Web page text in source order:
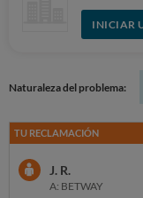
INICIAR
Naturaleza del problema:
TU RECLAMACIÓN
J. R.
A: BETWAY